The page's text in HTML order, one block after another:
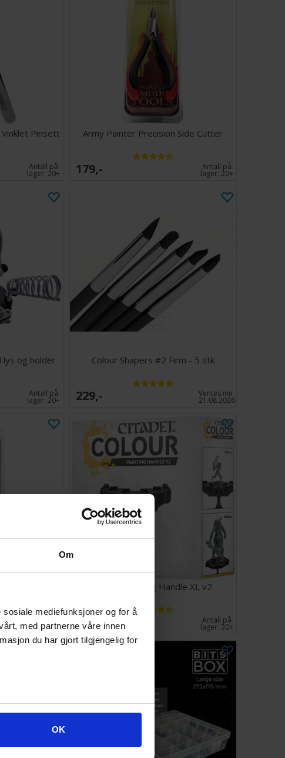
Om
mediefunksjoner og for å
med partnerne våre innen
du har gjort tilgjengelig for
OK
Pinsett
Antall på
lager:20+
Army Painter Precision Side Cutter
179,- Antall på
lager:20+
og holder
Antall på
lager:20+
Colour Shapers #2 Firm - 5 stk
229,- Ventes inn
21.08.2026
lager:11
Citadel Painting Handle XL v2
145,- Antall på
lager:20+